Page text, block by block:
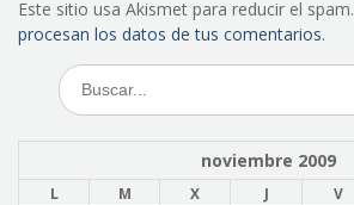
Este sitio usa Akismet para reducir el spam.
procesan los datos de tus comentarios.
Buscar:
noviembre 2009
L M X J V